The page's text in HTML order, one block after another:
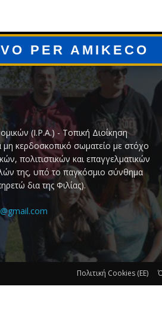
PER AMIKECO
(I.P.A.) - Τοπική Διοίκηση
μη κερδοσκοπικό σωματείο με στόχο
πολιτιστικών και επαγγελματικών
της, υπό το παγκόσμιο σύνθημα
δια της Φιλίας).
Πολιτική Cookies (ΕΕ)